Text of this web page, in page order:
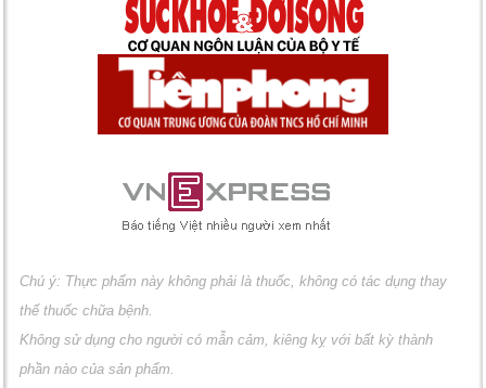
Chú ý: Thực phẩm này không phải là thuốc, không có tác dụng thay
thế thuốc chữa bệnh.
Không sử dụng cho người có mẫn cảm, kiêng kỵ với bất kỳ thành
phần nào của sản phẩm.